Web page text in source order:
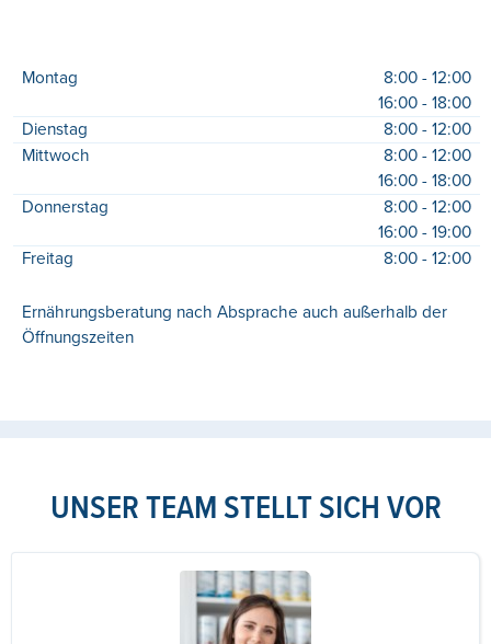
Montag
8:00 - 12:00
16:00 - 18:00
Dienstag
8:00 - 12:00
Mittwoch
8:00 - 12:00
16:00 - 18:00
Donnerstag
8:00 - 12:00
16:00 - 19:00
Freitag
8:00 - 12:00
Ernährungsberatung nach Absprache auch außerhalb der
Öffnungszeiten
UNSER TEAM STELLT SICH VOR